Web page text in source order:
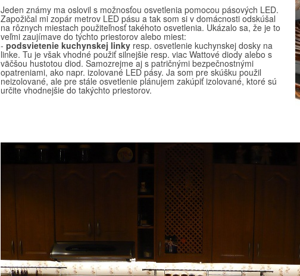
Jeden známy ma oslovil s možnosťou osvetlenia pomocou pásových LED.
Zapožičal mi zopár metrov LED pásu a tak som si v domácnosti odskúšal
na rôznych miestach použiteľnosť takéhoto osvetlenia. Ukázalo sa, že je to
veľmi zaujímave do týchto priestorov alebo miest:
- podsvietenie kuchynskej linky resp. osvetlenie kuchynskej dosky na
linke. Tu je však vhodné použiť silnejšie resp. viac Wattové diody alebo s
väčšou hustotou diod. Samozrejme aj s patričnými bezpečnostnými
opatreniami, ako napr. izolované LED pásy. Ja som pre skúšku použil
neizolované, ale pre stále osvetlenie plánujem zakúpiť izolované, ktoré sú
určite vhodnejšie do takýchto priestorov.